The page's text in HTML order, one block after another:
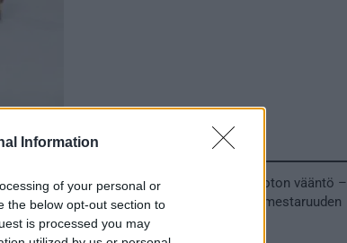
Information
of your personal or
the below opt-out section to
is processed you may
Tuoreimmat uutiset
MM-kullasta käytiin armoton vääntö –
Leijonat voitti maailmanmestaruuden
jatkoajalla